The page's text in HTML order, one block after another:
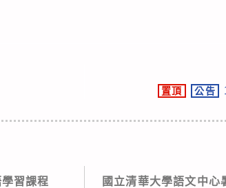
置頂 公告
習課程
國立清華大學語文中心